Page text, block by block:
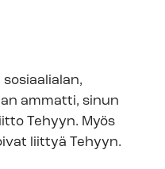
ammatti, sinun
Tehyyn. Myös
liittyä Tehyyn.